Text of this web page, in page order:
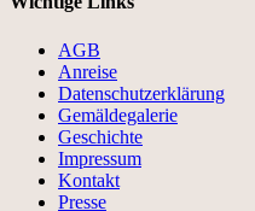
AGB
Anreise
Datenschutzerklärung
Gemäldegalerie
Geschichte
Impressum
Kontakt
Presse